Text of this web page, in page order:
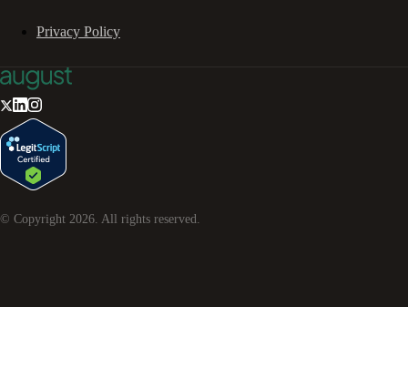
Privacy Policy
© Copyright 2026 . All rights reserved.